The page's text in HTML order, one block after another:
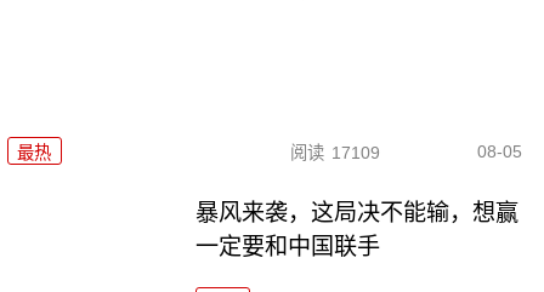
最热 阅读 17109 08-05
暴风来袭，这局决不能输，想赢
一定要和中国联手